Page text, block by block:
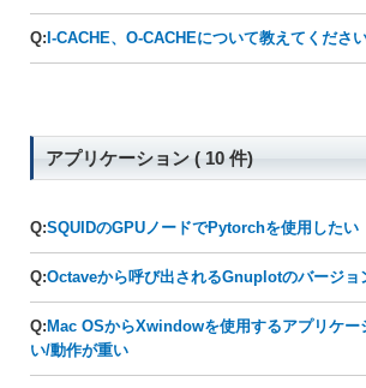
Q: I-CACHE、O-CACHEについて教えてください
アプリケーション ( 10 件)
Q:SQUIDのGPUノードでPytorchを使用したい
Q:Octaveから呼び出されるGnuplotのバージョ
Q: Mac OSからXwindowを使用するアプリケー
い/動作が重い